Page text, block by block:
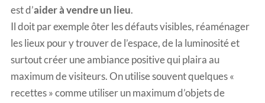
est d’aider à vendre un lieu.
Il doit par exemple ôter les défauts visibles, réaménager
les lieux pour y trouver de l’espace, de la luminosité et
surtout créer une ambiance positive qui plaira au
maximum de visiteurs. On utilise souvent quelques «
recettes » comme utiliser un maximum d’objets de